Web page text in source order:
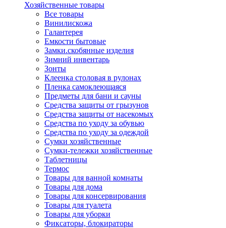
Хозяйственные товары
Все товары
Винилискожа
Галантерея
Емкости бытовые
Замки.скобянные изделия
Зимний инвентарь
Зонты
Клеенка столовая в рулонах
Пленка самоклеющаяся
Предметы для бани и сауны
Средства защиты от грызунов
Средства защиты от насекомых
Средства по уходу за обувью
Средства по уходу за одеждой
Сумки хозяйственные
Сумки-тележки хозяйственные
Таблетницы
Термос
Товары для ванной комнаты
Товары для дома
Товары для консервирования
Товары для туалета
Товары для уборки
Фиксаторы, блокираторы